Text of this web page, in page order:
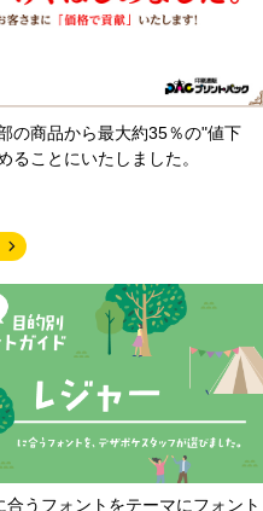
の商品から最大約35％の"値下
ることにいたしました。
合うフォントをテーマにフォント